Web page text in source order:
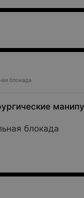
блокада
блокада